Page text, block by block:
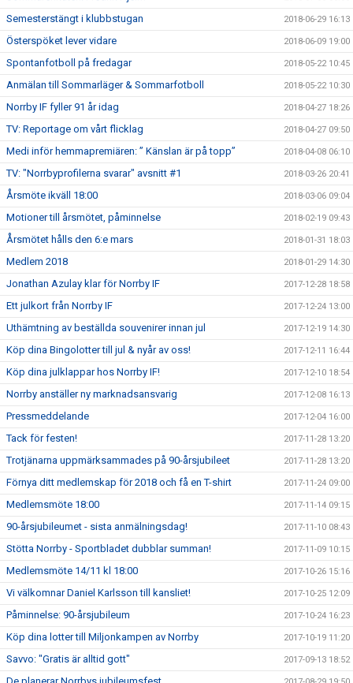
Semesterstängt i klubbstugan 2018-06-29 16:13
Österspöket lever vidare 2018-06-09 19:00
Spontanfotboll på fredagar 2018-05-22 10:45
Anmälan till Sommarläger & Sommarfotboll 2018-05-22 10:30
Norrby IF fyller 91 år idag 2018-04-27 18:26
TV: Reportage om vårt flicklag 2018-04-27 09:50
Medi inför hemmapremiären: ” Känslan är på topp” 2018-04-08 06:10
TV: "Norrbyprofilerna svarar" avsnitt #1 2018-03-26 20:41
Årsmöte ikväll 18:00 2018-03-06 09:04
Motioner till årsmötet, påminnelse 2018-02-19 09:43
Årsmötet hålls den 6:e mars 2018-01-31 18:03
Medlem 2018 2018-01-29 14:30
Jonathan Azulay klar för Norrby IF 2017-12-28 18:58
Ett julkort från Norrby IF 2017-12-24 13:00
Uthämtning av beställda souvenirer innan jul 2017-12-19 14:30
Köp dina Bingolotter till jul & nyår av oss! 2017-12-11 16:44
Köp dina julklappar hos Norrby IF! 2017-12-10 18:54
Norrby anställer ny marknadsansvarig 2017-12-08 16:13
Pressmeddelande 2017-12-04 16:00
Tack för festen! 2017-11-28 13:20
Trotjänarna uppmärksammades på 90-årsjubileet 2017-11-28 13:20
Förnya ditt medlemskap för 2018 och få en T-shirt 2017-11-24 09:00
Medlemsmöte 18:00 2017-11-14 09:15
90-årsjubileumet - sista anmälningsdag! 2017-11-10 08:43
Stötta Norrby - Sportbladet dubblar summan! 2017-11-09 10:15
Medlemsmöte 14/11 kl 18:00 2017-10-26 15:16
Vi välkomnar Daniel Karlsson till kansliet! 2017-10-25 12:09
Påminnelse: 90-årsjubileum 2017-10-24 16:23
Köp dina lotter till Miljonkampen av Norrby 2017-10-19 11:20
Savvo: "Gratis är alltid gott" 2017-09-13 18:52